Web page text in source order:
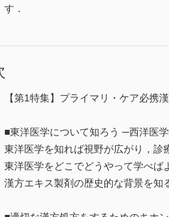
す．
【第1特集】プライマリ・ケア必
■東洋医学について知ろう ─西洋医
東洋医学を知れば視野が広がり，診
東洋医学をどこでどうやって学べば
漢方エキス製剤の歴史的な背景を知